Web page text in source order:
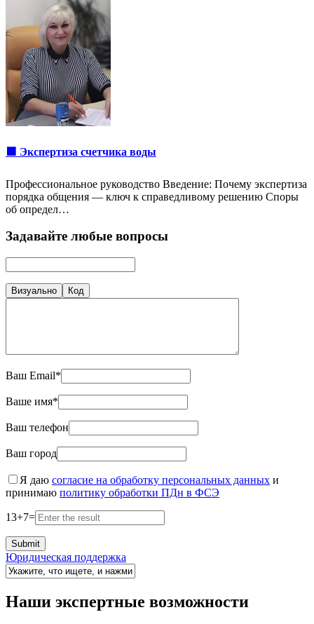
🟩 Экспертиза счетчика воды
Профессиональное руководство Введение: Почему экспертиза
порядка общения — ключ к справедливому решению Споры
об определ…
Задавайте любые вопросы
Визуально Код
Ваш Email*
Ваше имя*
Ваш телефон
Ваш город
Я даю согласие на обработку персональных данных и
принимаю политику обработки ПДн в ФСЭ
13+7=
Юридическая поддержка
Наши экспертные возможности